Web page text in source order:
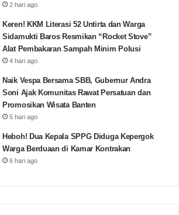
2 hari ago
Keren! KKM Literasi 52 Untirta dan Warga
Sidamukti Baros Resmikan “Rocket Stove”
Alat Pembakaran Sampah Minim Polusi
4 hari ago
Naik Vespa Bersama SBB, Gubernur Andra
Soni Ajak Komunitas Rawat Persatuan dan
Promosikan Wisata Banten
5 hari ago
Heboh! Dua Kepala SPPG Diduga Kepergok
Warga Berduaan di Kamar Kontrakan
6 hari ago